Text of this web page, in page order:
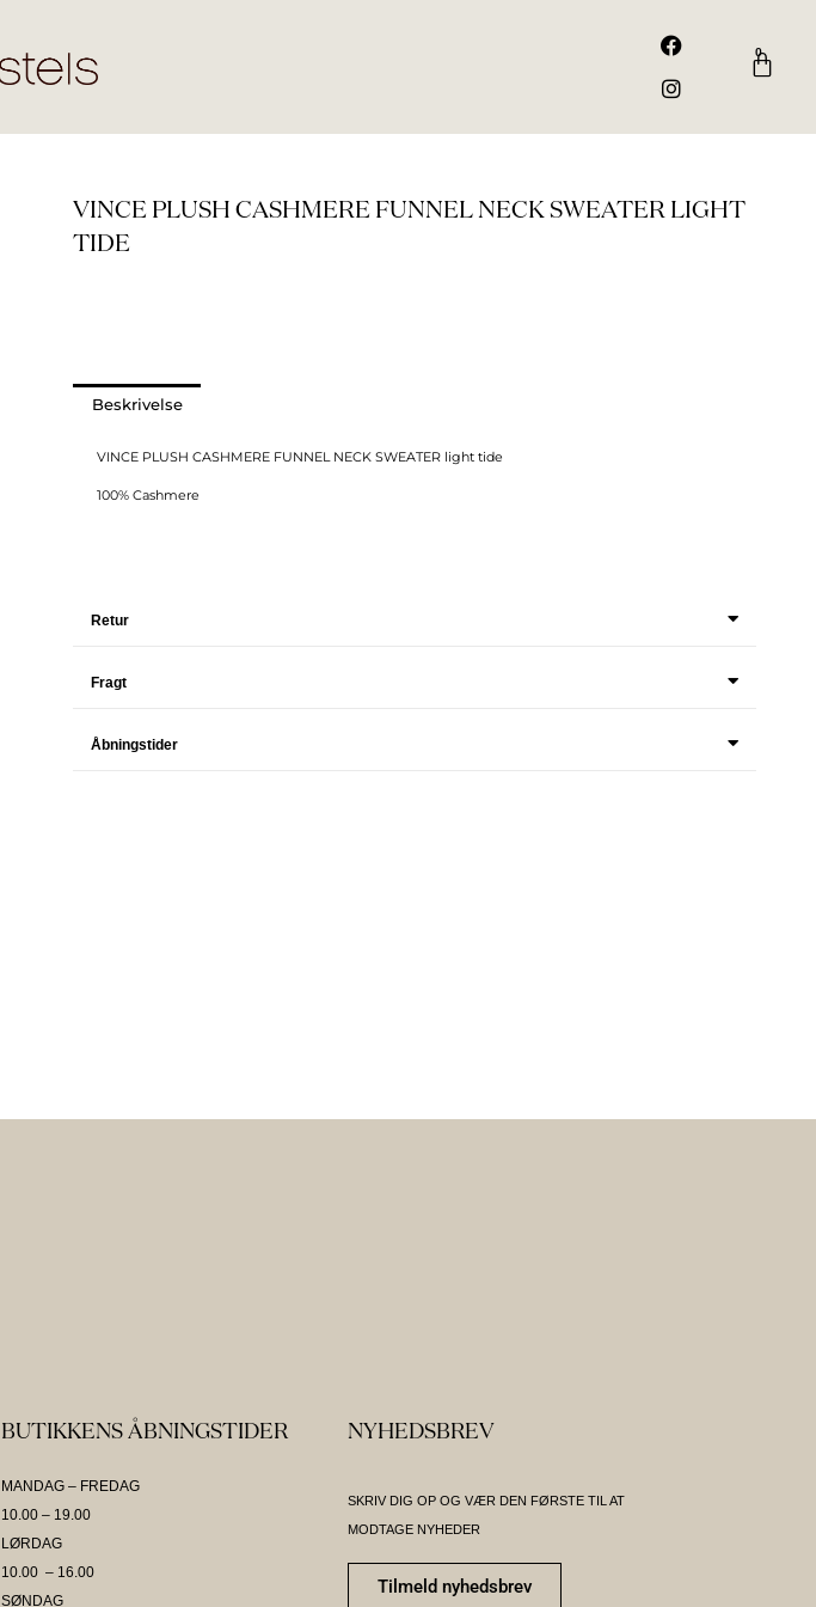
F
a
c
e
o
I
n
s
t
g
m
0
Kurv
VINCE PLUSH CASHMERE FUNNEL NECK SWEATER LIGHT
TIDE
Beskrivelse
VINCE PLUSH CASHMERE FUNNEL NECK SWEATER light tide
100% Cashmere
Retur
Fragt
Åbningstider
BUTIKKENS ÅBNINGSTIDER
MANDAG – FREDAG
10.00 – 19.00
LØRDAG
10.00 – 16.00
SØNDAG
NYHEDSBREV
SKRIV DIG OP OG VÆR DEN FØRSTE TIL AT
MODTAGE NYHEDER
Tilmeld nyhedsbrev